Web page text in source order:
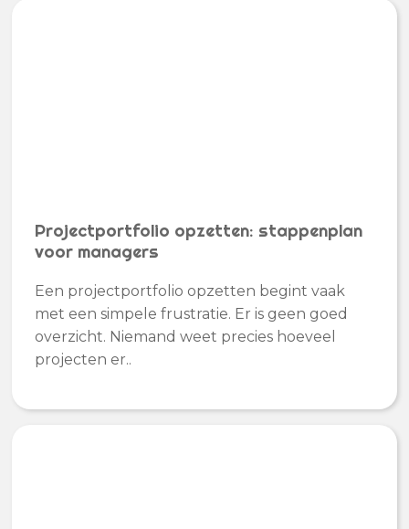
Projectportfolio opzetten: stappenplan
voor managers
Een projectportfolio opzetten begint vaak
met een simpele frustratie. Er is geen goed
overzicht. Niemand weet precies hoeveel
projecten er..